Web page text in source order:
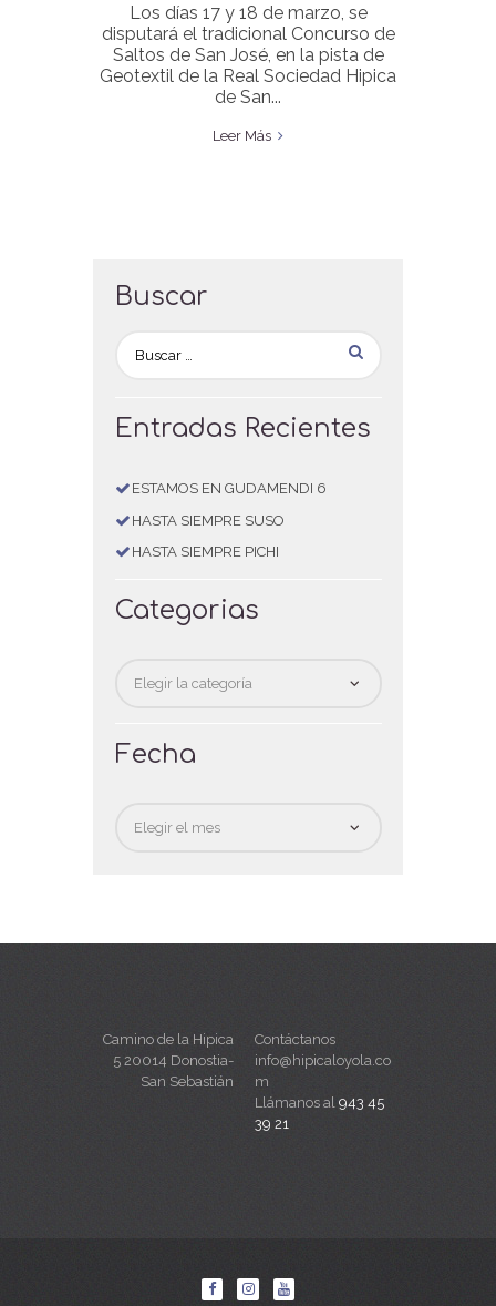
Los días 17 y 18 de marzo, se
disputará el tradicional Concurso de
Saltos de San José, en la pista de
Geotextil de la Real Sociedad Hipica
de San...
Leer Más
Buscar
Entradas Recientes
ESTAMOS EN GUDAMENDI 6
HASTA SIEMPRE SUSO
HASTA SIEMPRE PICHI
Categorias
Fecha
Camino de la Hipica
5 20014 Donostia-
San Sebastián
Contáctanos
info@hipicaloyola.co
m
Llámanos al 943 45
39 21